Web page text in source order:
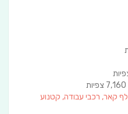
קאר, רכבי עבודה, קטנוע